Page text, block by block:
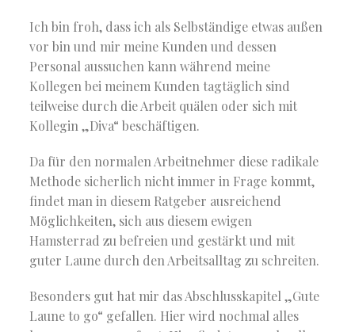
Ich bin froh, dass ich als Selbständige etwas außen
vor bin und mir meine Kunden und dessen
Personal aussuchen kann während meine
Kollegen bei meinem Kunden tagtäglich sind
teilweise durch die Arbeit quälen oder sich mit
Kollegin „Diva“ beschäftigen.
Da für den normalen Arbeitnehmer diese radikale
Methode sicherlich nicht immer in Frage kommt,
findet man in diesem Ratgeber ausreichend
Möglichkeiten, sich aus diesem ewigen
Hamsterrad zu befreien und gestärkt und mit
guter Laune durch den Arbeitsalltag zu schreiten.
Besonders gut hat mir das Abschlusskapitel „Gute
Laune to go“ gefallen. Hier wird nochmal alles